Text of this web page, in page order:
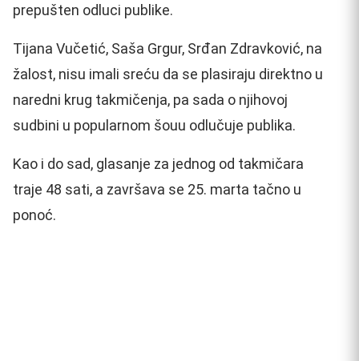
prepušten odluci publike.
Tijana Vučetić, Saša Grgur, Srđan Zdravković, na
žalost, nisu imali sreću da se plasiraju direktno u
naredni krug takmičenja, pa sada o njihovoj
sudbini u popularnom šouu odlučuje publika.
Kao i do sad, glasanje za jednog od takmičara
traje 48 sati, a završava se 25. marta tačno u
ponoć.